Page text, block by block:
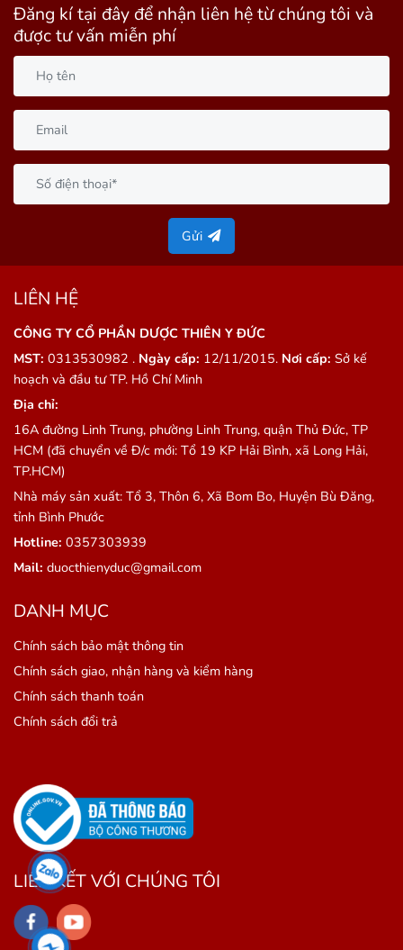
Đăng kí tại đây để nhận liên hệ từ chúng tôi và
được tư vấn miễn phí
Gửi
LIÊN HỆ
CÔNG TY CỔ PHẦN DƯỢC THIÊN Y ĐỨC
MST: 0313530982 . Ngày cấp: 12/11/2015. Nơi cấp: Sở kế
hoạch và đầu tư TP. Hồ Chí Minh
Địa chỉ:
16A đường Linh Trung, phường Linh Trung, quận Thủ Đức, TP
HCM (đã chuyển về Đ/c mới: Tổ 19 KP Hải Bình, xã Long Hải,
TP.HCM)
Nhà máy sản xuất: Tổ 3, Thôn 6, Xã Bom Bo, Huyện Bù Đăng,
tỉnh Bình Phước
Hotline: 0357303939
Mail: duocthienyduc@gmail.com
DANH MỤC
Chính sách bảo mật thông tin
Chính sách giao, nhận hàng và kiểm hàng
Chính sách thanh toán
Chính sách đổi trả
LIÊN KẾT VỚI CHÚNG TÔI